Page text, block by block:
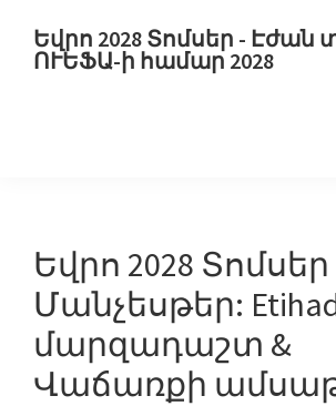
հիմնական
բովանդակությանը
թողնել
Եվրո 2028 Տոմսեր - Էժան
ՈՒԵՖԱ-ի համար 2028
ՈւԵՖԱ-
ի
Եվրոպայի
ֆուտբոլի
առաջնության
Եվրո 2028 Տոմսեր
Մանչեսթեր:
մարզադաշտ &
Վաճառքի